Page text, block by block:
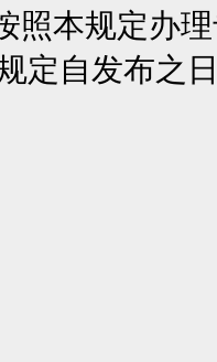
照本规定办
自发布之